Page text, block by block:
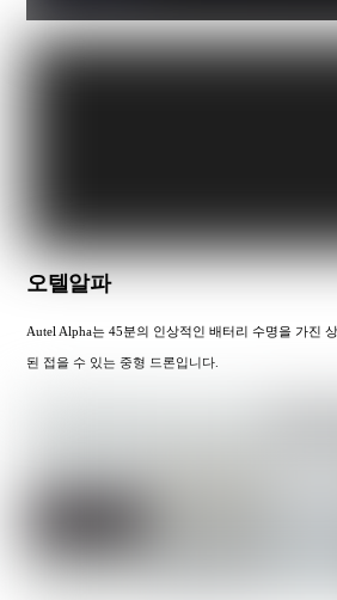
오텔알파
Autel Alpha는 45분의 인상적인 배터리 수명을 가진
된 접을 수 있는 중형 드론입니다.